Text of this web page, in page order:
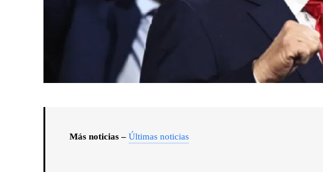
Más noticias – Últimas noticias